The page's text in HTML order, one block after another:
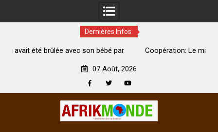
Dernières Infos:
par
Coopération: Le ministre Indien Kirti Vardhan Singh à
07 Août, 2026